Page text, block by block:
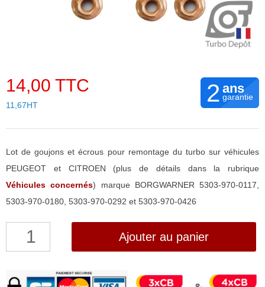
14,00 TTC
11,67HT 2 ans
garantie
Lot de goujons et écrous pour remontage du turbo sur véhicules
PEUGEOT et CITROEN (plus de détails dans la rubrique
Véhicules concernés) marque BORGWARNER 5303-970-0117,
5303-970-0180, 5303-970-0292 et 5303-970-0426
quantité
de
Ajouter au panier